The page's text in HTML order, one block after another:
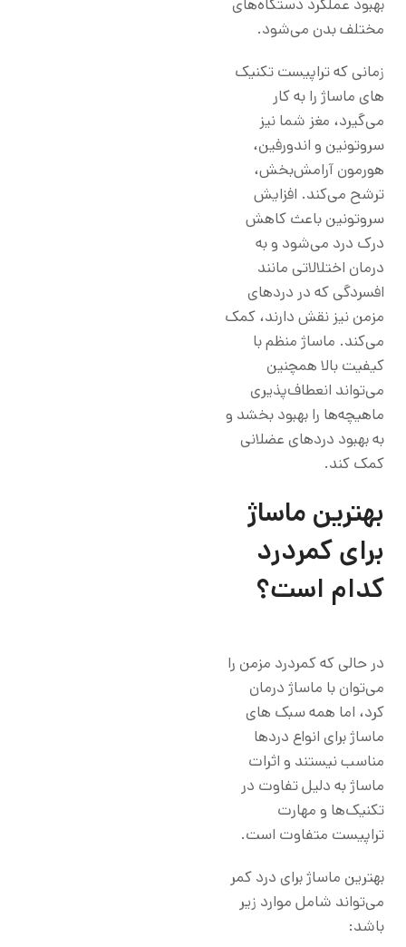
بهبود عملکرد دستگاه‌های
مختلف بدن می‌شود.
زمانی که تراپیست تکنیک
های ماساژ را به کار
می‌گیرد، مغز شما نیز
سروتونین و اندورفین،
هورمون آرامش‌بخش،
ترشح می‌کند. افزایش
سروتونین باعث کاهش
درک درد می‌شود و به
درمان اختلالاتی مانند
افسردگی که در دردهای
مزمن نیز نقش دارند، کمک
می‌کند. ماساژ منظم با
کیفیت بالا همچنین
می‌تواند انعطاف‌پذیری
ماهیچه‌ها را بهبود بخشد و
به بهبود دردهای عضلانی
کمک کند.
بهترین ماساژ
برای کمردرد
کدام است؟
در حالی که کمردرد مزمن را
می‌توان با ماساژ درمان
کرد، اما همه سبک های
ماساژ برای انواع دردها
مناسب نیستند و اثرات
ماساژ به دلیل تفاوت در
تکنیک‌ها و مهارت
تراپیست متفاوت است.
بهترین ماساژ برای درد کمر
می‌تواند شامل موارد زیر
باشد: